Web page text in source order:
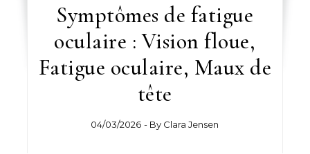
Symptômes de fatigue
oculaire : Vision floue,
Fatigue oculaire, Maux de
tête
04/03/2026 - By Clara Jensen